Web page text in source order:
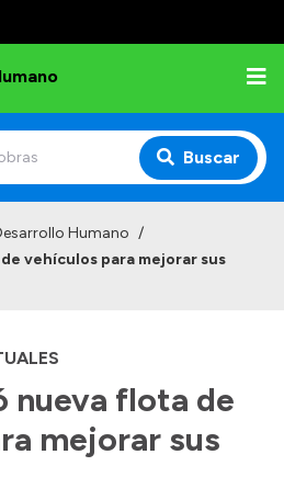
Buscar
Humano /
vehículos para mejorar sus
nueva flota de
mejorar sus